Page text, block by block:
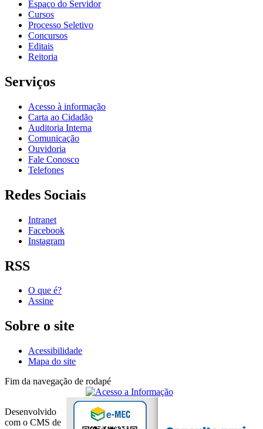
Espaço do Servidor
Cursos
Processo Seletivo
Concursos
Editais
Reitoria
Serviços
Acesso à informação
Carta ao Cidadão
Auditoria Interna
Comunicação
Ouvidoria
Fale Conosco
Telefones
Redes Sociais
Intranet
Facebook
Instagram
RSS
O que é?
Assine
Sobre o site
Acessibilidade
Mapa do site
Fim da navegação de rodapé
Desenvolvido
com o CMS de